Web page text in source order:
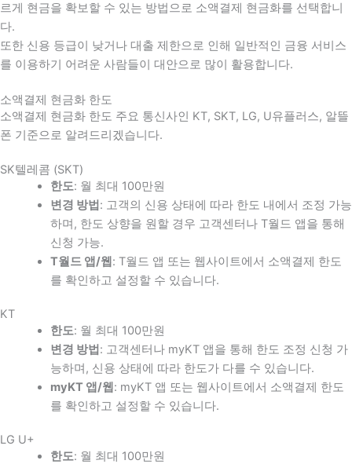
르게 현금을 확보할 수 있는 방법으로 소액결제 현금화를 선택합니
다.
또한 신용 등급이 낮거나 대출 제한으로 인해 일반적인 금융 서비스
를 이용하기 어려운 사람들이 대안으로 많이 활용합니다.
소액결제 현금화 한도
소액결제 현금화 한도 주요 통신사인 KT, SKT, LG, U유플러스, 알뜰
폰 기준으로 알려드리겠습니다.
SK텔레콤 (SKT)
한도: 월 최대 100만원
변경 방법 : 고객의 신용 상태에 따라 한도 내에서 조정 가능
하며, 한도 상향을 원할 경우 고객센터나 T월드 앱을 통해
신청 가능.
T월드 앱/웹 : T월드 앱 또는 웹사이트에서 소액결제 한도
를 확인하고 설정할 수 있습니다.
KT
한도: 월 최대 100만원
변경 방법 : 고객센터나 myKT 앱을 통해 한도 조정 신청 가
능하며, 신용 상태에 따라 한도가 다를 수 있습니다.
myKT 앱/웹 : myKT 앱 또는 웹사이트에서 소액결제 한도
를 확인하고 설정할 수 있습니다.
LG U+
한도: 월 최대 100만원